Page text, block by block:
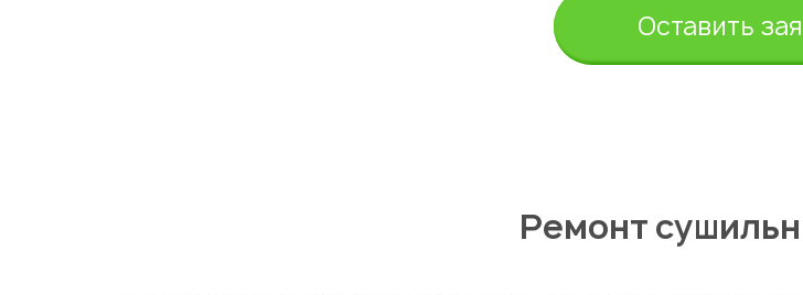
Оставить
Ремонт